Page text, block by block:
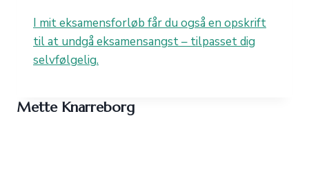
I mit eksamensforløb får du også en opskrift
til at undgå eksamensangst – tilpasset dig
selvfølgelig.
Mette Knarreborg